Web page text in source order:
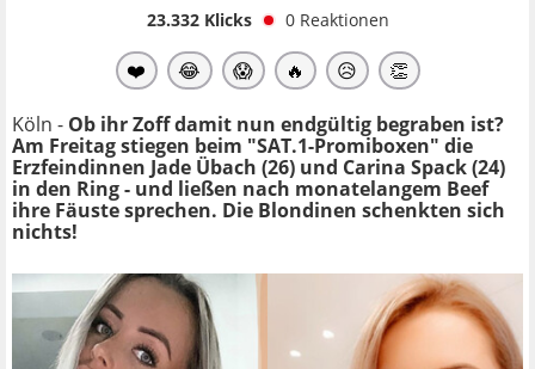
23.332Klicks 0 Reaktionen
❤️ 😂 😱 🔥 😥 👏
Köln - Ob ihr Zoff damit nun endgültig begraben ist?
Am Freitag stiegen beim "SAT.1-Promiboxen" die
Erzfeindinnen Jade Übach (26) und Carina Spack (24)
in den Ring - und ließen nach monatelangem Beef
ihre Fäuste sprechen. Die Blondinen schenkten sich
nichts!